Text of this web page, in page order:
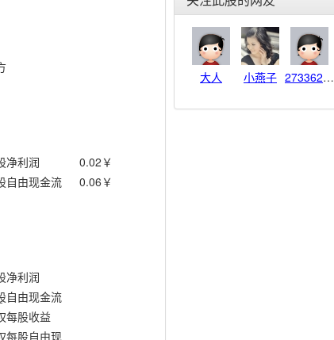
净利润 0.02 ￥
自由现金流 0.06 ￥
净利润
自由现金流
每股收益
每股自由现
潍柴重机(000880)
云内动力(000903)
天奇股份(002009)
盾安环境(002011)
大人 小燕子 273362238